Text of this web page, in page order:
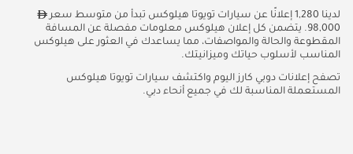
لدينا 1,280 إعلانًا عن سيارات تويوتا هيلوكس تبدأ من متوسط سعر
98,000. يتضمن كل إعلان هيلوكس معلومات مفصلة عن المسافة
المقطوعة والحالة والمواصفات، مما يساعدك في العثور على هيلوكس
المناسب لأسلوب حياتك وميزانيتك.
تصفح إعلانات دوبي كارز اليوم واكتشف سيارات تويوتا هيلوكس
المستعملة المناسبة لك في جميع أنحاء دبي.